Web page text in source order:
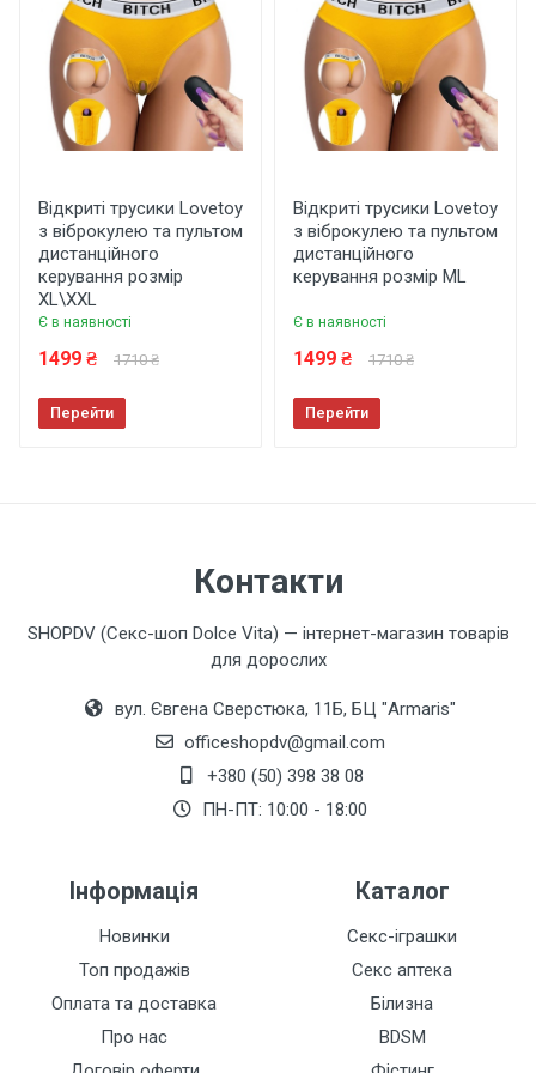
Відкриті трусики Lovetoy
з віброкулею та пультом
дистанційного
керування розмір
ХL\ХХL
Є в наявності
1499 ₴ 1710 ₴
Перейти
Відкриті трусики Lovetoy
з віброкулею та пультом
дистанційного
керування розмір МL
Є в наявності
1499 ₴ 1710 ₴
Перейти
Контакти
SHOPDV (Секс-шоп Dolce Vita) — інтернет-магазин товарів
для дорослих
вул. Євгена Сверстюка, 11Б, БЦ "Armaris"
officeshopdv@gmail.com
+380 (50) 398 38 08
ПН-ПТ: 10:00 - 18:00
Інформація
Новинки
Топ продажів
Оплата та доставка
Про нас
Каталог
Секс-іграшки
Секс аптека
Білизна
BDSM